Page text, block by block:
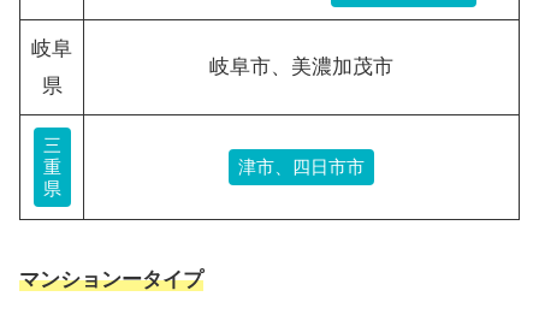
岐阜
県
岐阜市、美濃加茂市
三
重
県
津市、四日市市
マンションータイプ